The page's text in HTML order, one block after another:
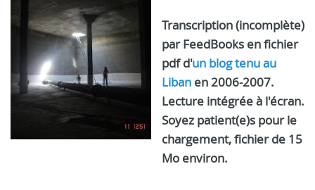
Transcription (incomplète)
par FeedBooks en fichier
pdf d'un blog tenu au
Liban en 2006-2007.
Lecture intégrée à l'écran.
Soyez patient(e)s pour le
chargement, fichier de 15
Mo environ.